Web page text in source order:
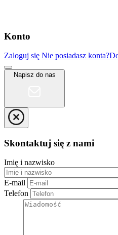
Konto
Zaloguj się Nie posiadasz konta?
Napisz do nas
Skontaktuj się z nami
Imię i nazwisko
E-mail
Telefon